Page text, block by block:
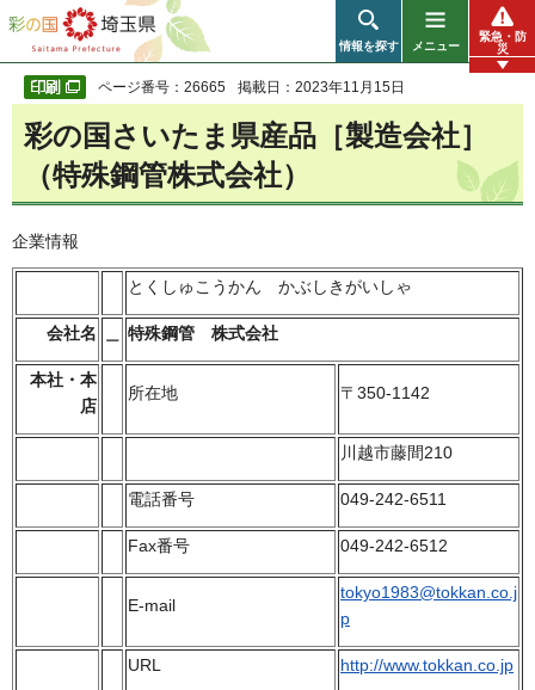
彩の国 埼玉県
情報を探す メニュー
緊急・防
災
ページ番号：26665 掲載日：2023年11月15日
彩の国さいたま県産品［製造会社］
（特殊鋼管株式会社）
企業情報
とくしゅこうかん かぶしきがいしゃ
会社名 特殊鋼管 株式会社
本社・本
店
所在地 〒350-1142
川越市藤間210
電話番号 049-242-6511
Fax番号 049-242-6512
E-mail
tokyo1983@tokkan.co.j
p
URL http://www.tokkan.co.jp